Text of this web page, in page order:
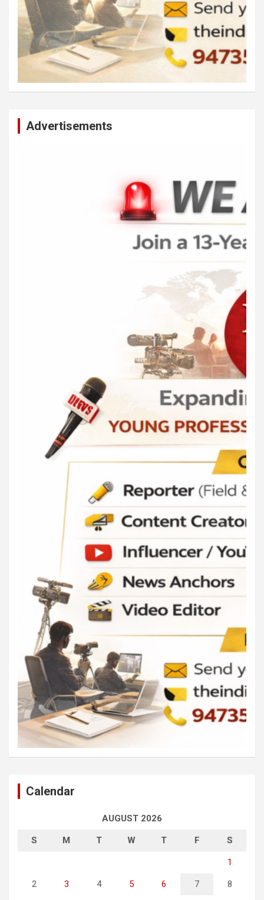
Advertisements
Calendar
AUGUST 2026
S M T W T F S
1
2 3 4 5 6 7 8